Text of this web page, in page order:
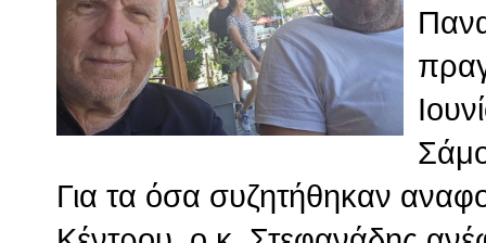
Για τα όσα συζητήθηκαν